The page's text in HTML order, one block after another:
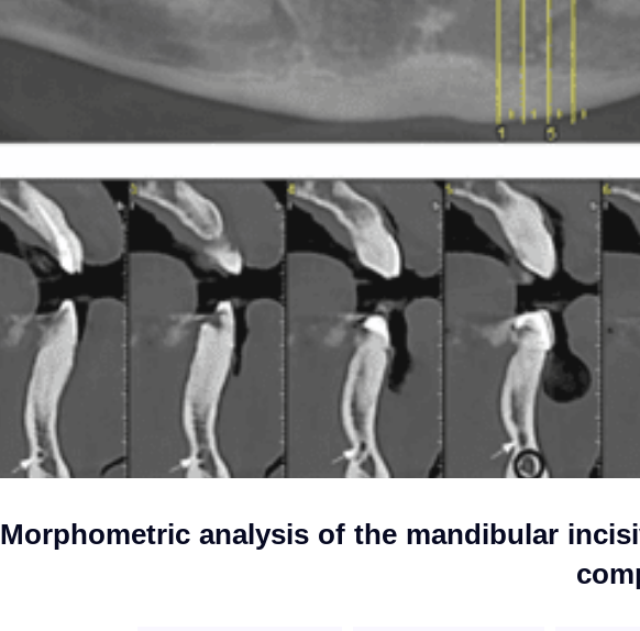
Morphometric analysis of the mandibular